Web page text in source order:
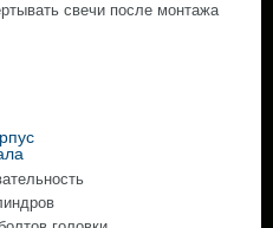
свечи после монтажа